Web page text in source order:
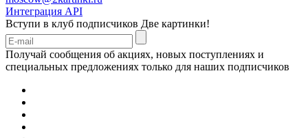
Интеграция API
Вступи в клуб подписчиков Две картинки!
Получай сообщения об акциях, новых поступлениях и
специальных предложениях только для наших подписчиков